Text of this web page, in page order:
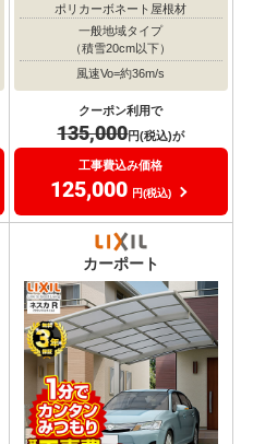
ポリカーボネート屋根材
一般地域タイプ
（積雪20cm以下）
風速Vo=約36m/s
クーポン利用で
135,000円(税込)が
工事費込み価格
125,000 円(税込)
カーポート